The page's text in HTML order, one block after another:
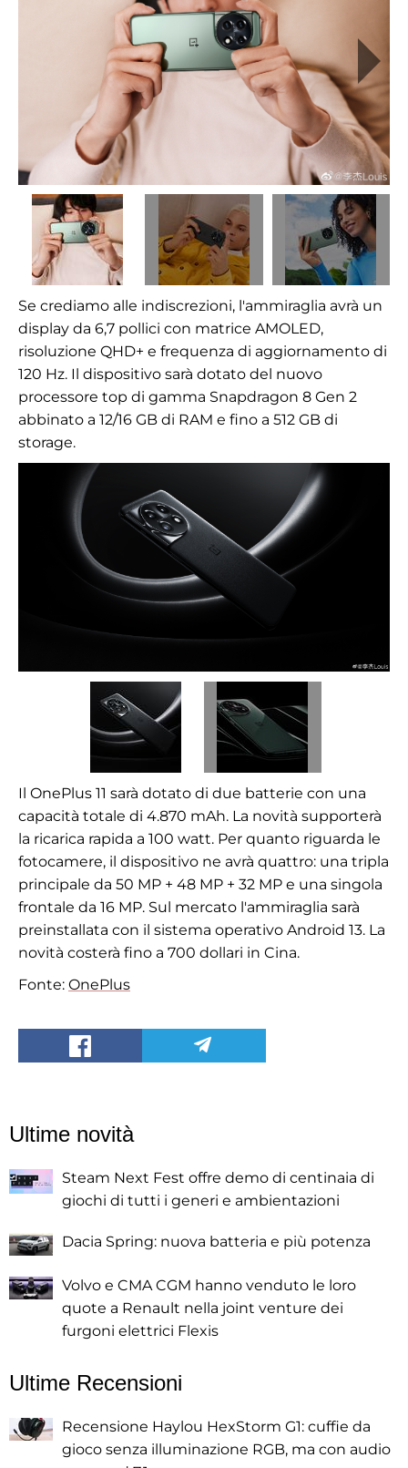
Se crediamo alle indiscrezioni, l'ammiraglia avrà un
display da 6,7 pollici con matrice AMOLED,
risoluzione QHD+ e frequenza di aggiornamento di
120 Hz. Il dispositivo sarà dotato del nuovo
processore top di gamma Snapdragon 8 Gen 2
abbinato a 12/16 GB di RAM e fino a 512 GB di
storage.
Il OnePlus 11 sarà dotato di due batterie con una
capacità totale di 4.870 mAh. La novità supporterà
la ricarica rapida a 100 watt. Per quanto riguarda le
fotocamere, il dispositivo ne avrà quattro: una tripla
principale da 50 MP + 48 MP + 32 MP e una singola
frontale da 16 MP. Sul mercato l'ammiraglia sarà
preinstallata con il sistema operativo Android 13. La
novità costerà fino a 700 dollari in Cina.
Fonte: OnePlus
Ultime novità
Steam Next Fest offre demo di centinaia di
giochi di tutti i generi e ambientazioni
Dacia Spring: nuova batteria e più potenza
Volvo e CMA CGM hanno venduto le loro
quote a Renault nella joint venture dei
furgoni elettrici Flexis
Ultime Recensioni
Recensione Haylou HexStorm G1: cuffie da
gioco senza illuminazione RGB, ma con audio